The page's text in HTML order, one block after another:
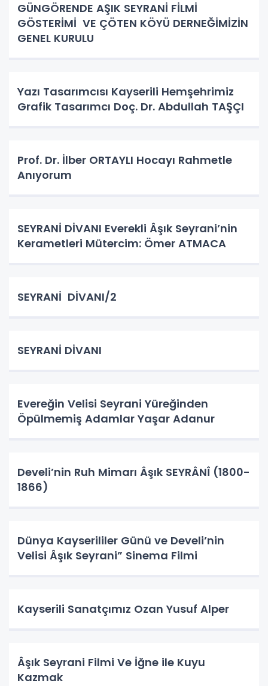
GÜNGÖRENDE AŞIK SEYRANİ FİLMİ
GÖSTERİMİ VE ÇÖTEN KÖYÜ DERNEĞİMİZİN
GENEL KURULU
Yazı Tasarımcısı Kayserili Hemşehrimiz
Grafik Tasarımcı Doç. Dr. Abdullah TAŞÇI
Prof. Dr. İlber ORTAYLI Hocayı Rahmetle
Anıyorum
SEYRANİ DİVANI Everekli Âşık Seyrani’nin
Kerametleri Mütercim: Ömer ATMACA
SEYRANİ DİVANI/2
SEYRANİ DİVANI
Evereğin Velisi Seyrani Yüreğinden
Öpülmemiş Adamlar Yaşar Adanur
Develi’nin Ruh Mimarı Âşık SEYRÂNÎ (1800-
1866)
Dünya Kayserililer Günü ve Develi’nin
Velisi Âşık Seyrani” Sinema Filmi
Kayserili Sanatçımız Ozan Yusuf Alper
Âşık Seyrani Filmi Ve İğne ile Kuyu
Kazmak